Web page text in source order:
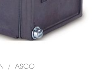
/ ASCO